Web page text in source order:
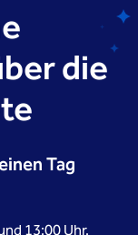
die
Tag